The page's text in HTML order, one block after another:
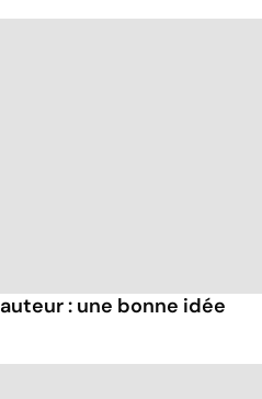
: une bonne idée